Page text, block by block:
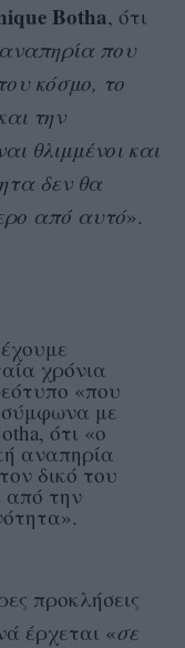
Botha, ότι
αναπηρία που
κόσμο, το
την
θλιμμένοι και
δεν θα
από αυτό».
χρόνια
«που
σύμφωνα με
ότι «ο
αναπηρία
δικό του
από την
προκλήσεις
έρχεται «σε